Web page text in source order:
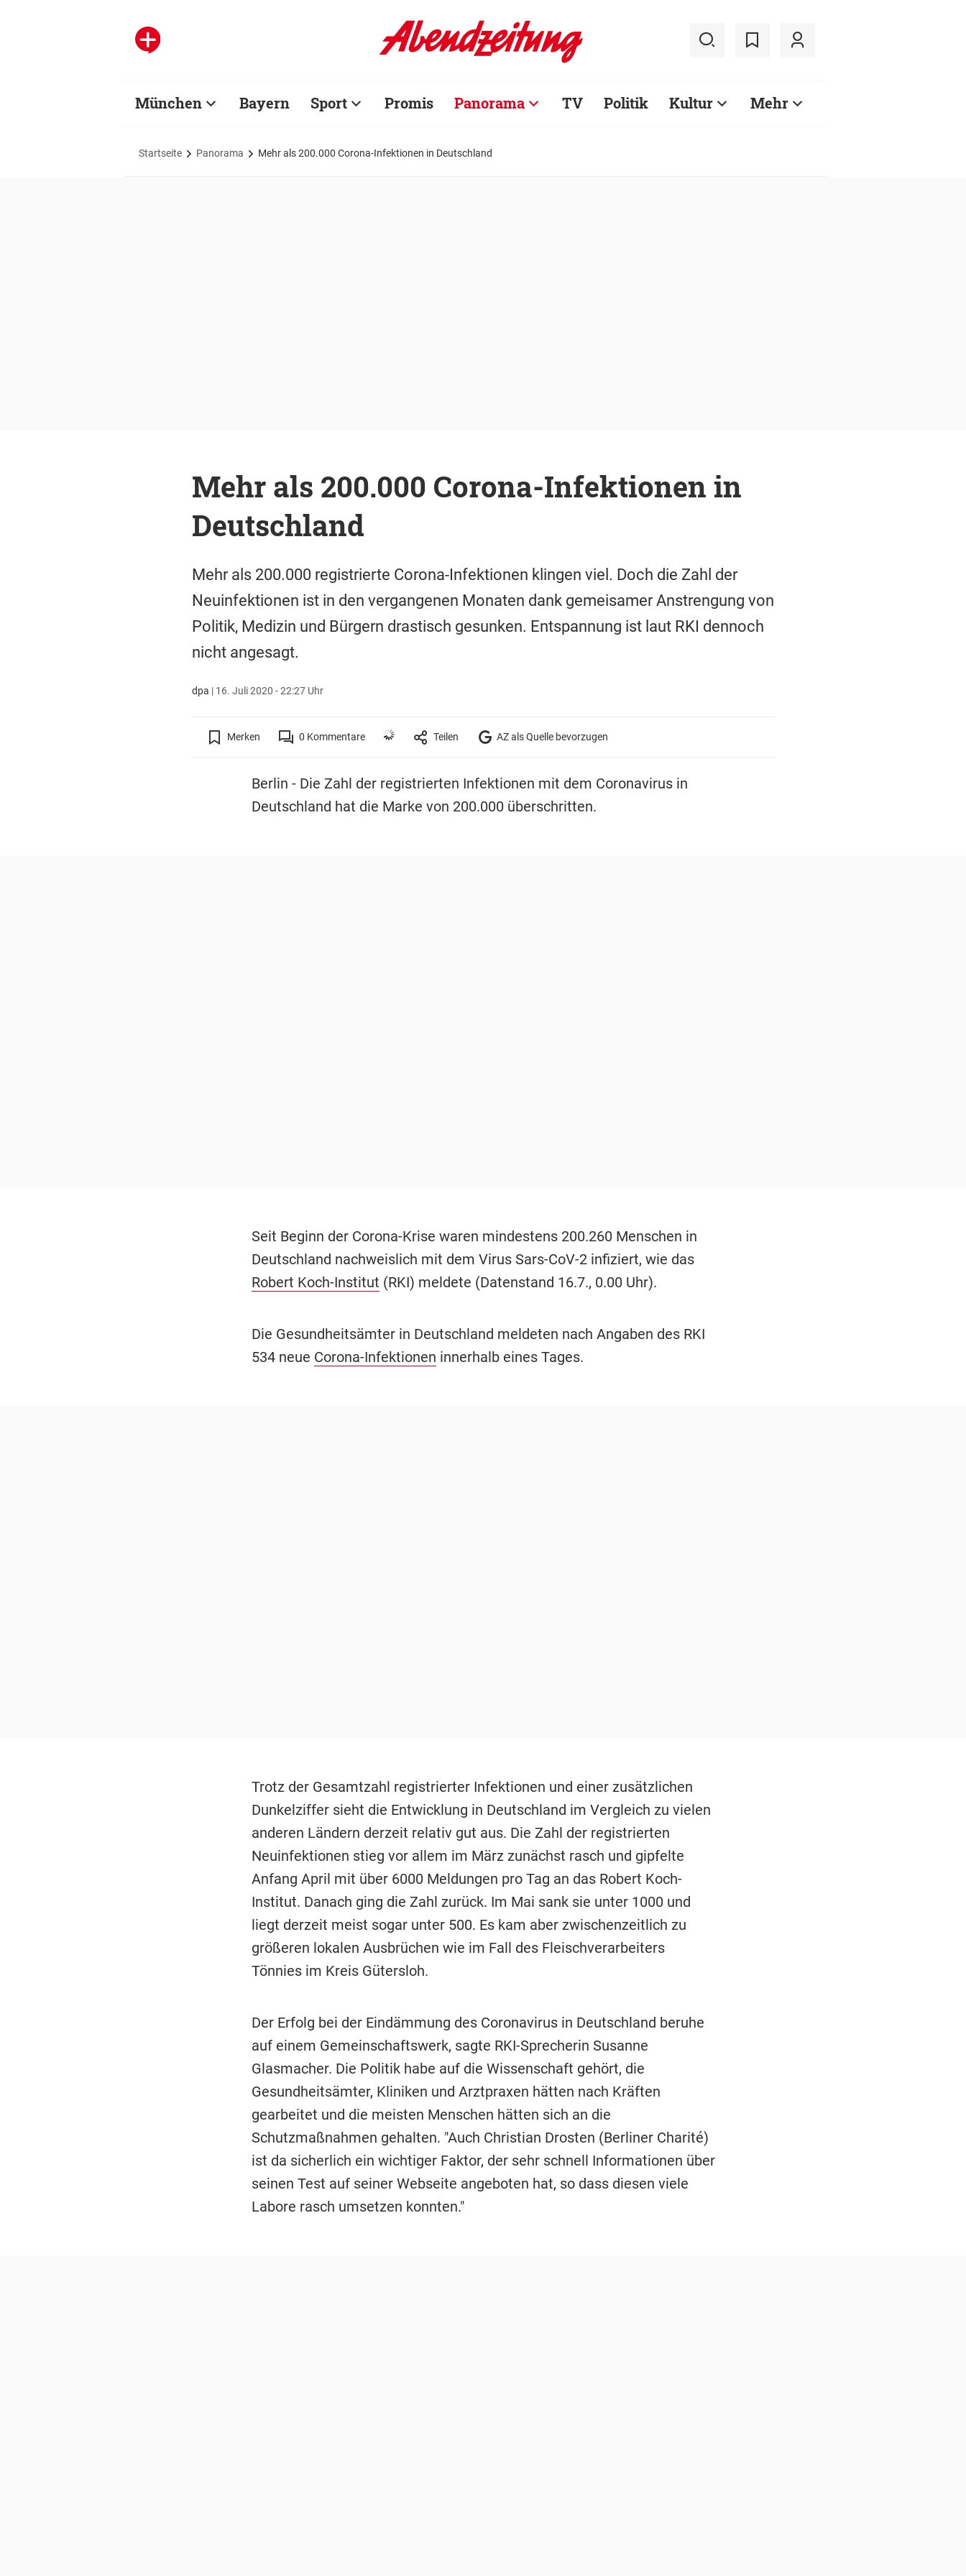
München Bayern Sport Promis Panorama TV Politik Kultur Mehr
Startseite Panorama Mehr als 200.000 Corona-Infektionen in Deutschland
Mehr als 200.000 Corona-Infektionen in
Deutschland
Mehr als 200.000 registrierte Corona-Infektionen klingen viel. Doch die Zahl der
Neuinfektionen ist in den vergangenen Monaten dank gemeisamer Anstrengung von
Politik, Medizin und Bürgern drastisch gesunken. Entspannung ist laut RKI dennoch
nicht angesagt.
dpa | 16. Juli 2020 - 22:27 Uhr
Merken 0 Kommentare Teilen AZ als Quelle bevorzugen
Berlin - Die Zahl der registrierten Infektionen mit dem Coronavirus in
Deutschland hat die Marke von 200.000 überschritten.
Seit Beginn der Corona-Krise waren mindestens 200.260 Menschen in
Deutschland nachweislich mit dem Virus Sars-CoV-2 infiziert, wie das
Robert Koch-Institut (RKI) meldete (Datenstand 16.7., 0.00 Uhr).
Die Gesundheitsämter in Deutschland meldeten nach Angaben des RKI
534 neue Corona-Infektionen innerhalb eines Tages.
Trotz der Gesamtzahl registrierter Infektionen und einer zusätzlichen
Dunkelziffer sieht die Entwicklung in Deutschland im Vergleich zu vielen
anderen Ländern derzeit relativ gut aus. Die Zahl der registrierten
Neuinfektionen stieg vor allem im März zunächst rasch und gipfelte
Anfang April mit über 6000 Meldungen pro Tag an das Robert Koch-
Institut. Danach ging die Zahl zurück. Im Mai sank sie unter 1000 und
liegt derzeit meist sogar unter 500. Es kam aber zwischenzeitlich zu
größeren lokalen Ausbrüchen wie im Fall des Fleischverarbeiters
Tönnies im Kreis Gütersloh.
Der Erfolg bei der Eindämmung des Coronavirus in Deutschland beruhe
auf einem Gemeinschaftswerk, sagte RKI-Sprecherin Susanne
Glasmacher. Die Politik habe auf die Wissenschaft gehört, die
Gesundheitsämter, Kliniken und Arztpraxen hätten nach Kräften
gearbeitet und die meisten Menschen hätten sich an die
Schutzmaßnahmen gehalten. "Auch Christian Drosten (Berliner Charité)
ist da sicherlich ein wichtiger Faktor, der sehr schnell Informationen über
seinen Test auf seiner Webseite angeboten hat, so dass diesen viele
Labore rasch umsetzen konnten."